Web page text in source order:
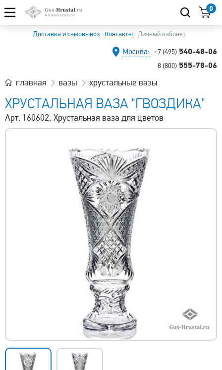
0
Доставка и самовывоз Контакты Личный кабинет
Москва: +7 (495) 540-48-06
8 (800) 555-78-06
главная вазы хрустальные вазы
ХРУСТАЛЬНАЯ ВАЗА "ГВОЗДИКА"
Арт. 160602, Хрустальная ваза для цветов